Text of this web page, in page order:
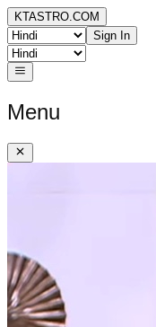
KTASTRO.COM
Sign In
Menu